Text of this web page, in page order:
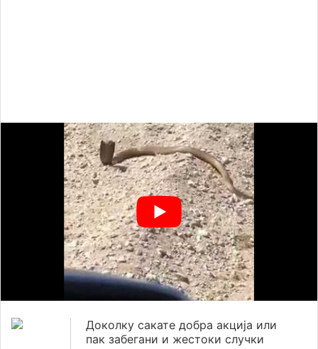
Доколку сакате добра акција или
пак забегани и жестоки случки